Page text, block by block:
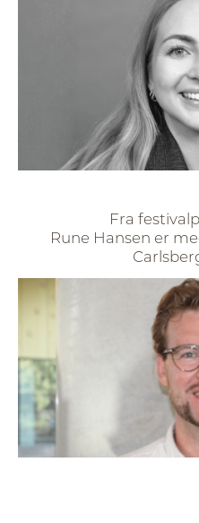
Fra
Rune Hansen er